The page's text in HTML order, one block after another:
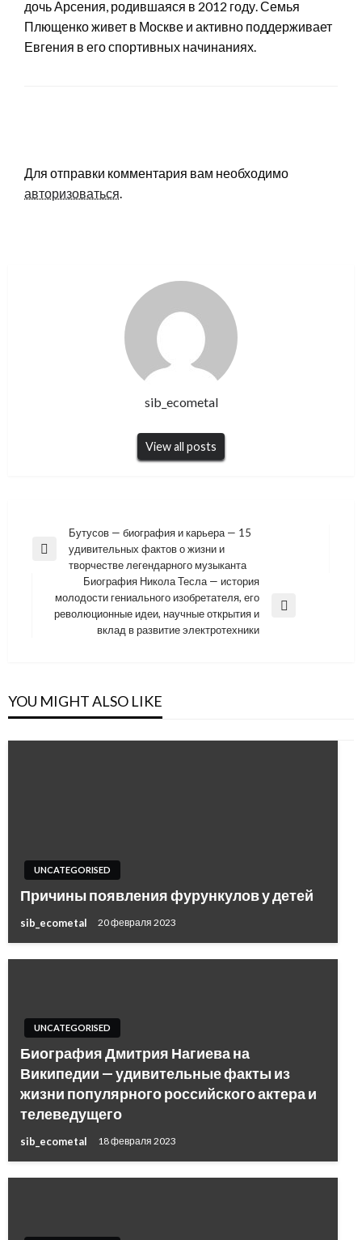
дочь Арсения, родившаяся в 2012 году. Семья
Плющенко живет в Москве и активно поддерживает
Евгения в его спортивных начинаниях.
Для отправки комментария вам необходимо
авторизоваться.
sib_ecometal
View all posts
Навигация
по
записям
Previous
Бутусов — биография и карьера — 15
удивительных фактов о жизни и
творчестве легендарного музыканта
Next
Биография Никола Тесла — история
молодости гениального изобретателя, его
революционные идеи, научные открытия и
вклад в развитие электротехники
YOU MIGHT ALSO LIKE
UNCATEGORISED
Причины появления фурункулов у детей
sib_ecometal 20 февраля 2023
UNCATEGORISED
Биография Дмитрия Нагиева на
Википедии — удивительные факты из
жизни популярного российского актера и
телеведущего
sib_ecometal 18 февраля 2023